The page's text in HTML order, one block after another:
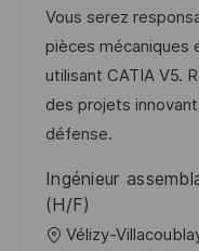
i
s
a
t
i
n
r
e
n
c
e
u
Vous serez
pièces mécaniques
utilisant CATIA V5.
des projets
défense.
Ingénieur
(H/F)
Vélizy-